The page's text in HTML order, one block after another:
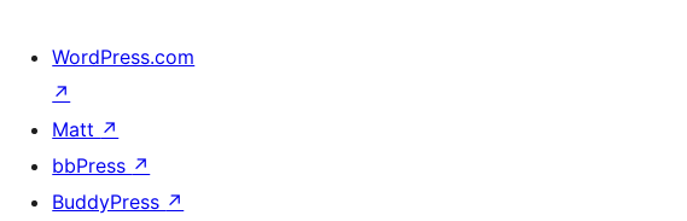
WordPress.com
↗
Matt ↗
bbPress ↗
BuddyPress ↗